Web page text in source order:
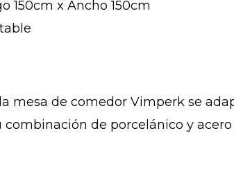
150cm x Ancho 150cm
mesa de comedor Vimperk se
de porcelánico y